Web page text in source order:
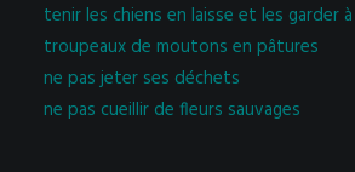
tenir les chiens en laisse et les garder
troupeaux de moutons en pâtures
ne pas jeter ses déchets
ne pas cueillir de fleurs sauvages